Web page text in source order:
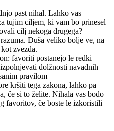
past nihal. Lahko vas
tujim ciljem, ki vam bo prinesel
cilj nekoga drugega?
Duša veliko bolje ve, na
zvezda.
favoriti postanejo le redki
dolžnosti navadnih
pravilom
kršiti tega zakona, lahko pa
če si to želite. Nihala vas bodo
favoritov, če boste le izkoristili